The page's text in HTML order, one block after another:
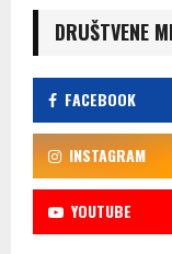
DRUŠTVENE
FACEBOOK
INSTAGRAM
YOUTUBE